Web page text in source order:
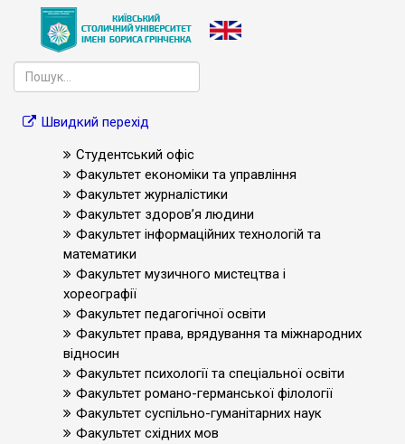
Швидкий перехід
Студентський офіс
Факультет економіки та управління
Факультет журналістики
Факультет здоров’я людини
Факультет інформаційних технологій та
математики
Факультет музичного мистецтва і
хореографії
Факультет педагогічної освіти
Факультет права, врядування та міжнародних
відносин
Факультет психології та спеціальної освіти
Факультет романо-германської філології
Факультет суспільно-гуманітарних наук
Факультет східних мов